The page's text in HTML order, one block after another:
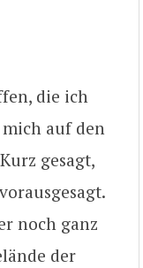
die ich
auf den
gesagt,
noch ganz
der